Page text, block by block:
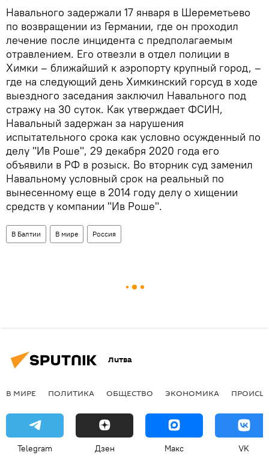
Навального задержали 17 января в Шереметьево
по возвращении из Германии, где он проходил
лечение после инцидента с предполагаемым
отравлением. Его отвезли в отдел полиции в
Химки – ближайший к аэропорту крупный город, –
где на следующий день Химкинский горсуд в ходе
выездного заседания заключил Навального под
стражу на 30 суток. Как утверждает ФСИН,
Навальный задержан за нарушения
испытательного срока как условно осужденный по
делу "Ив Роше", 29 декабря 2020 года его
объявили в РФ в розыск. Во вторник суд заменил
Навальному условный срок на реальный по
вынесенному еще в 2014 году делу о хищении
средств у компании "Ив Роше".
В Балтии В мире Россия
Литва
В МИРЕ ПОЛИТИКА ОБЩЕСТВО ЭКОНОМИКА
Telegram Дзен Макс VK